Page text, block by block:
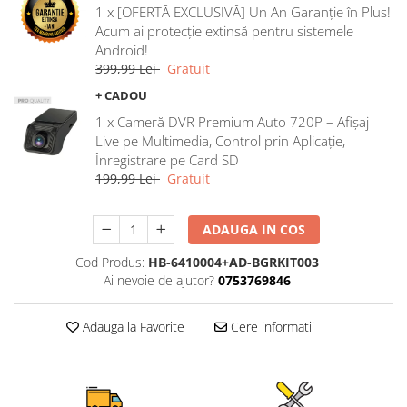
Rame adaptoare Ford
Rame adaptoare M-Benz
Rame adaptoare Opel
Rame adaptoare Skoda
Rame adaptoare Suzuki
Rame adaptoare Dacia
Rame adaptoare Audi
Rame adaptoare Renault
1 x [OFERTĂ EXCLUSIVĂ] Un An Garanție în Plus!
Acum ai protecție extinsă pentru sistemele
Android!
399,99 Lei Gratuit
+ CADOU
1 x Cameră DVR Premium Auto 720P – Afișaj
Live pe Multimedia, Control prin Aplicație,
Înregistrare pe Card SD
199,99 Lei Gratuit
ADAUGA IN COS
Cod Produs: HB-6410004+AD-BGRKIT003
Ai nevoie de ajutor? 0753769846
Adauga la Favorite Cere informatii